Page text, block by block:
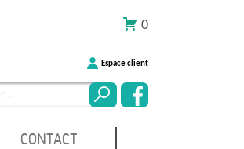
0
Espace client
CONTACT